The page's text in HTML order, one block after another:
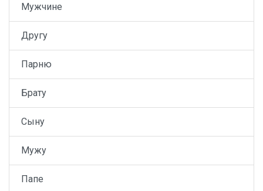
Мужчине
Другу
Парню
Брату
Сыну
Мужу
Папе